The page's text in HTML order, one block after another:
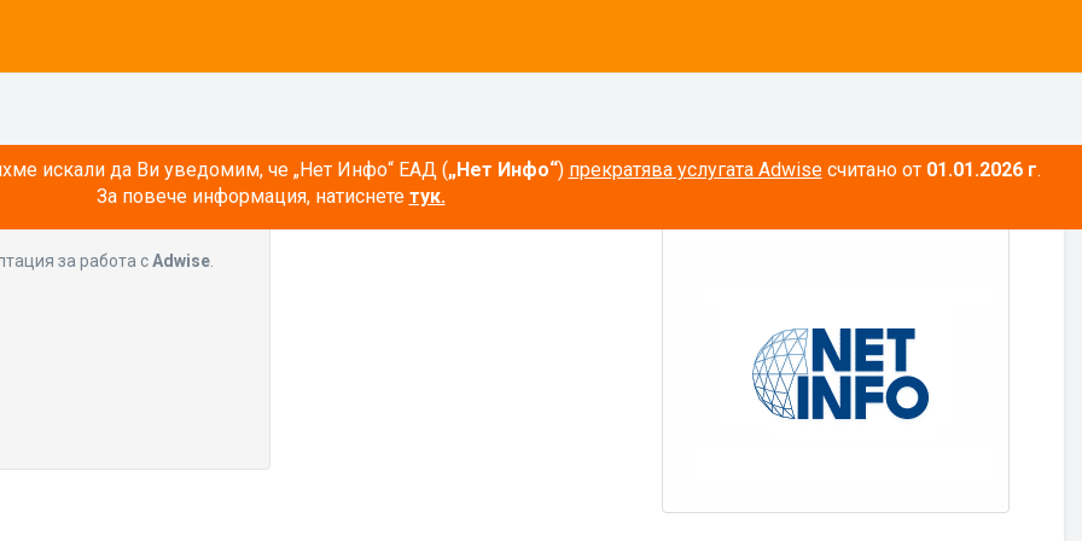
искали да Ви уведомим, че „Нет Инфо“ ЕАД („Нет Инфо“) прекратява услугата Adwiseсчитано от 01.01.2026 г.
За повече информация, натиснете тук.
за работа сAdwise